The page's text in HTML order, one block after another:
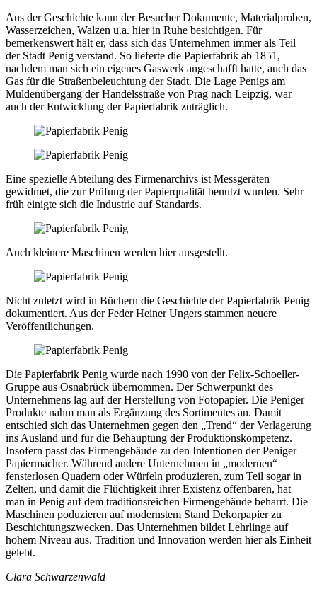
Aus der Geschichte kann der Besucher Dokumente, Materialproben,
Wasserzeichen, Walzen u.a. hier in Ruhe besichtigen. Für
bemerkenswert hält er, dass sich das Unternehmen immer als Teil
der Stadt Penig verstand. So lieferte die Papierfabrik ab 1851,
nachdem man sich ein eigenes Gaswerk angeschafft hatte, auch das
Gas für die Straßenbeleuchtung der Stadt. Die Lage Penigs am
Muldenübergang der Handelsstraße von Prag nach Leipzig, war
auch der Entwicklung der Papierfabrik zuträglich.
Eine spezielle Abteilung des Firmenarchivs ist Messgeräten
gewidmet, die zur Prüfung der Papierqualität benutzt wurden. Sehr
früh einigte sich die Industrie auf Standards.
Auch kleinere Maschinen werden hier ausgestellt.
Nicht zuletzt wird in Büchern die Geschichte der Papierfabrik Penig
dokumentiert. Aus der Feder Heiner Ungers stammen neuere
Veröffentlichungen.
Die Papierfabrik Penig wurde nach 1990 von der Felix-Schoeller-
Gruppe aus Osnabrück übernommen. Der Schwerpunkt des
Unternehmens lag auf der Herstellung von Fotopapier. Die Peniger
Produkte nahm man als Ergänzung des Sortimentes an. Damit
entschied sich das Unternehmen gegen den „Trend“ der Verlagerung
ins Ausland und für die Behauptung der Produktionskompetenz.
Insofern passt das Firmengebäude zu den Intentionen der Peniger
Papiermacher. Während andere Unternehmen in „modernen“
fensterlosen Quadern oder Würfeln produzieren, zum Teil sogar in
Zelten, und damit die Flüchtigkeit ihrer Existenz offenbaren, hat
man in Penig auf dem traditionsreichen Firmengebäude beharrt. Die
Maschinen poduzieren auf modernstem Stand Dekorpapier zu
Beschichtungszwecken. Das Unternehmen bildet Lehrlinge auf
hohem Niveau aus. Tradition und Innovation werden hier als Einheit
gelebt.
Clara Schwarzenwald